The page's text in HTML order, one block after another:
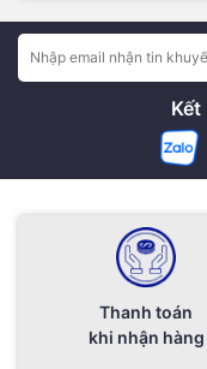
Thanh toán
khi nhận hàng